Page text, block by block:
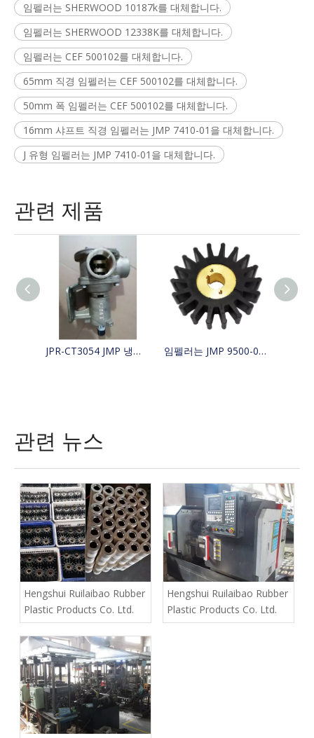
임펠러는 SHERWOOD 10187k를 대체합니다.
임펠러는 SHERWOOD 12338K를 대체합니다.
임펠러는 CEF 500102를 대체합니다.
65mm 직경 임펠러는 CEF 500102를 대체합니다.
50mm 폭 임펠러는 CEF 500102를 대체합니다.
16mm 샤프트 직경 임펠러는 JMP 7410-01을 대체합니다.
J 유형 임펠러는 JMP 7410-01을 대체합니다.
관련 제품
JPR-CT3054 JMP 냉각 보트 해수 펌프는 4255411, 425-5411, Jabsco 29630-1301S, W100000을 대체합니다. 임펠러는 JMP 9500-01/JABSCO 15780-0000/JOHNSON 15299-1000을 대체합니다.
관련 뉴스
Hengshui Ruilaibao Rubber
Plastic Products Co. Ltd.
Hengshui Ruilaibao Rubber
Plastic Products Co. Ltd.